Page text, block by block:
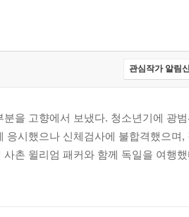
관심작가 알림
을 고향에서 보냈다. 청소년기에 광
시했으나 신체검사에 불합격했으며,
촌 윌리엄 패커와 함께 독일을 여행했